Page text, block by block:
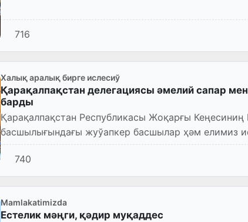
716
Халық аралық бирге ислесиў
Қарақалпақстан делегациясы әмелий сапар
барды
Қарақалпақстан Республикасы Жоқарғы
басшылығындағы жуўапкер басшылар ҳәм елимиз
Қарақалпақстан делегациясы Президентимиз...
740
Mamlakatimizda
Естелик мәңги, қәдир муқаддес